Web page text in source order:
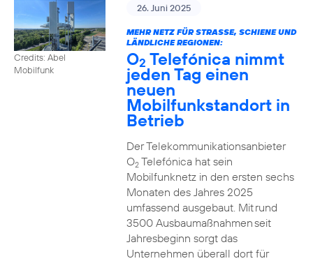
Credits: Abel
Mobilfunk
26. Juni 2025
MEHR NETZ FÜR STRASSE, SCHIENE UND L
ÄNDLICHE REGIONEN:
O2 Telefónica nimmt
jeden Tag einen
neuen
Mobilfunkstandort in
Betrieb
Der Telekommunikationsanbieter
O2Telefónica hat sein
Mobilfunknetz in den ersten sechs
Monaten des Jahres 2025
umfassend ausgebaut. Mit rund
3500 Ausbaumaßnahmen seit
Jahresbeginn sorgt das
Unternehmen überall dort für